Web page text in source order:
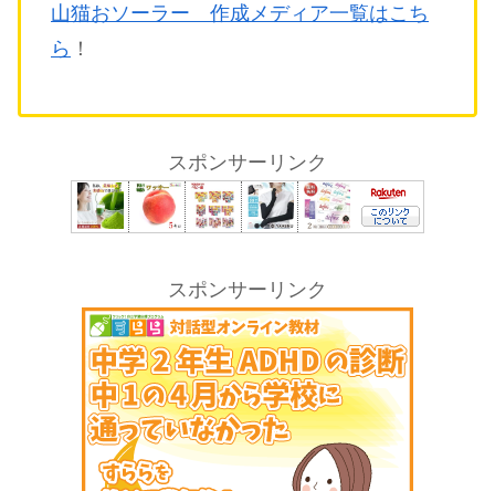
山猫おソーラー 作成メディア一覧はこち
ら ！
スポンサーリンク
スポンサーリンク